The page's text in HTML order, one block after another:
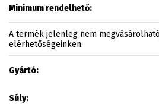
Minimum rendelhető:
A termék jelenleg nem
elérhetőségeinken.
Gyártó:
Súly: